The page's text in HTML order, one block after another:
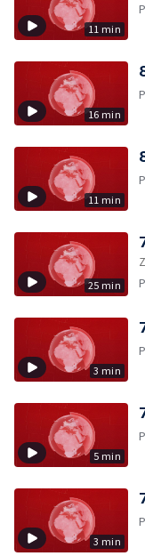
11 min
16 min
11 min
25 min
3 min
5 min
3 min